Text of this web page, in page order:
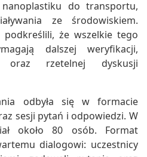
do transportu,
ze środowiskiem.
podkreślili, że wszelkie tego
dalszej weryfikacji,
oraz rzetelnej dyskusji
odbyła się w formacie
sesji pytań i odpowiedzi. W
około 80 osób. Format
dialogowi: uczestnicy